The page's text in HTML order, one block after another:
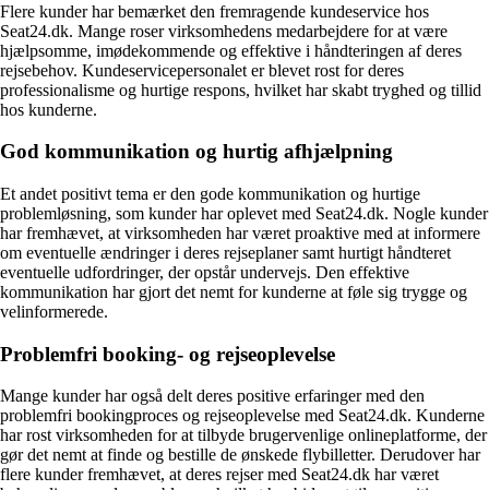
Flere kunder har bemærket den fremragende kundeservice hos
Seat24.dk. Mange roser virksomhedens medarbejdere for at være
hjælpsomme, imødekommende og effektive i håndteringen af deres
rejsebehov. Kundeservicepersonalet er blevet rost for deres
professionalisme og hurtige respons, hvilket har skabt tryghed og tillid
hos kunderne.
God kommunikation og hurtig afhjælpning
Et andet positivt tema er den gode kommunikation og hurtige
problemløsning, som kunder har oplevet med Seat24.dk. Nogle kunder
har fremhævet, at virksomheden har været proaktive med at informere
om eventuelle ændringer i deres rejseplaner samt hurtigt håndteret
eventuelle udfordringer, der opstår undervejs. Den effektive
kommunikation har gjort det nemt for kunderne at føle sig trygge og
velinformerede.
Problemfri booking- og rejseoplevelse
Mange kunder har også delt deres positive erfaringer med den
problemfri bookingproces og rejseoplevelse med Seat24.dk. Kunderne
har rost virksomheden for at tilbyde brugervenlige onlineplatforme, der
gør det nemt at finde og bestille de ønskede flybilletter. Derudover har
flere kunder fremhævet, at deres rejser med Seat24.dk har været